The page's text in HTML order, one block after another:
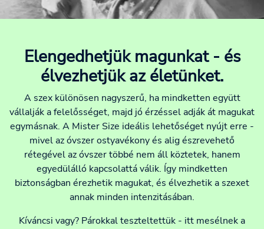
Elengedhetjük magunkat - és
élvezhetjük az életünket.
A szex különösen nagyszerű, ha mindketten együtt
vállalják a felelősséget, majd jó érzéssel adják át magukat
egymásnak. A Mister Size ideális lehetőséget nyújt erre -
mivel az óvszer ostyavékony és alig észrevehető
rétegével az óvszer többé nem áll köztetek, hanem
egyedülálló kapcsolattá válik. Így mindketten
biztonságban érezhetik magukat, és élvezhetik a szexet
annak minden intenzitásában.
Kíváncsi vagy? Párokkal teszteltettük - itt mesélnek a